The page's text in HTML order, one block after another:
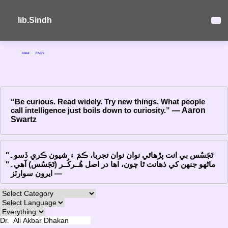
About FAQ's
lib.Sindh
“Be curious. Read widely. Try new things. What people
call intelligence just boils down to curiosity.” ― Aaron
Swartz
"تَجَسُس بي انت پڙهائي نوان نوان تجربا، ڪمَ ۽ شيون ڪري ڏسو۔
ماڻهو جنهن کي ذهانت ٿا چون، اها در اصل هُــرکُــر (تَجَسُس) آهي۔"
― ايرون سوارٽز